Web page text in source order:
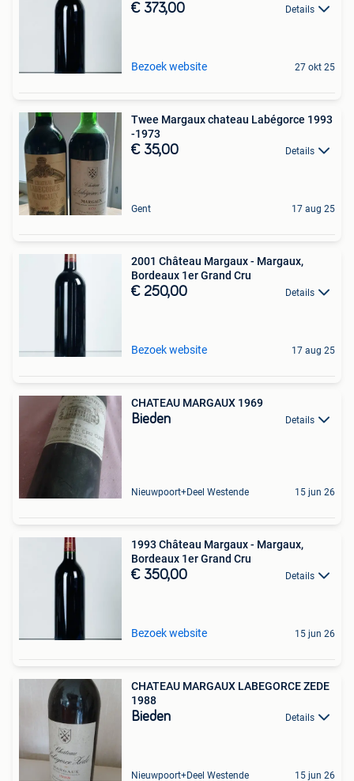
€ 373,00 Details
Bezoek website 27 okt 25
Twee Margaux chateau Labégorce 1993
-1973
€ 35,00 Details
Gent 17 aug 25
2001 Château Margaux - Margaux,
Bordeaux 1er Grand Cru
€ 250,00 Details
Bezoek website 17 aug 25
CHATEAU MARGAUX 1969
Bieden Details
Nieuwpoort+Deel Westende 15 jun 26
1993 Château Margaux - Margaux,
Bordeaux 1er Grand Cru
€ 350,00 Details
Bezoek website 15 jun 26
CHATEAU MARGAUX LABEGORCE ZEDE
1988
Bieden Details
Nieuwpoort+Deel Westende 15 jun 26